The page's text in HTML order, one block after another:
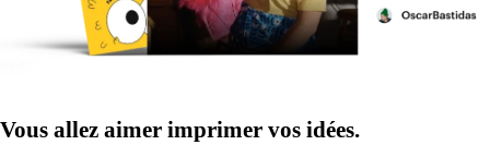
Vous allez aimer imprimer vos idées.